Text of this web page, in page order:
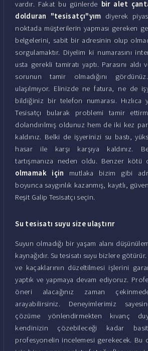
vardır. Fakat bu günlerde bir alet
dolduran "tesisatçı"yım diyerek
noktada müşterilerin yapması gereken
belgelerini, sabit bir adresinin olup
sorgulamaktır. Diyelim ki numarasını
usta gerekli tamiratı yaptı. Parasını
sorunun tamir olmadığını
ulaşılmıyor. Elinizde ne fatura, ne de
bildiğiniz bir telefon numarası. Hızlıca
Tesisatçı bularak problemi tamir
dolandırılmış oldunuz hem de iki kez
kaldınız. Belki de işyerinizi su bastı,
hasar ile karşı karşıya kaldınız.
tartışmanıza neden oldu. Benzer kötü
olmamak için mutlaka bizim gibi
boyunca saygınlık kazanmış, kayıtlı,
Reşit Galip Tesisatçı seçin.
Su tesisatı suyu size ulaştırır
Suyun olmadığı bir yaşam alanı
kaynağıdır. Su tesisatı suyu bizlere
ve kaçaklarının düzeltilmesi işlerini
yaptık ve yapmaya devam ediyoruz.
öneri alacağınız zaman
arayabilirsiniz. Deneyimlerimiz
çözüme yönlendirmekten kıvanç
kendinizin çözebileceği kadar
profesyonelin incelemesi gerekecek. Bu